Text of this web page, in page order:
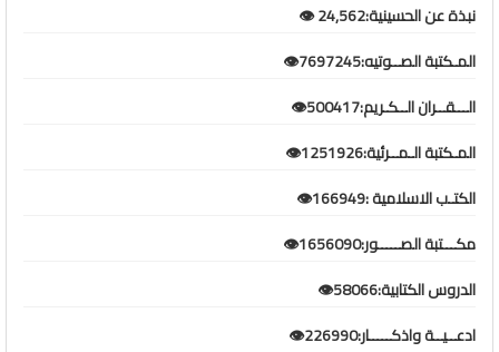
نبذة عن الحسينية:24,562 👁️
المـكتبة الصــوتيه:7697245👁️
الـــقــران الــكـريم:500417👁️
المـكتبة الـمــرئية:1251926👁️
الكتـب الاسلامية :166949👁️
مكـــتبة الصـــــور:1656090👁️
الدروس الكتابية:58066👁️
ادعــيــة واذكـــــار:226990👁️